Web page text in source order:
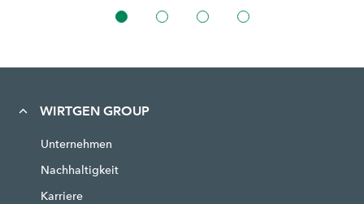
WIRTGEN GROUP
Unternehmen
Nachhaltigkeit
Karriere